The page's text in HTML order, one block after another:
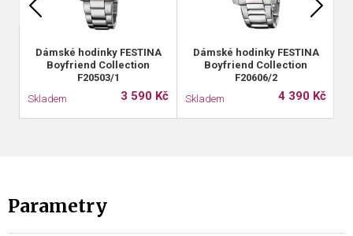
Dámské hodinky FESTINA
Boyfriend Collection
F20503/1
Skladem
3 590 Kč
Dámské hodinky FESTINA
Boyfriend Collection
F20606/2
Skladem
4 390 Kč
Parametry